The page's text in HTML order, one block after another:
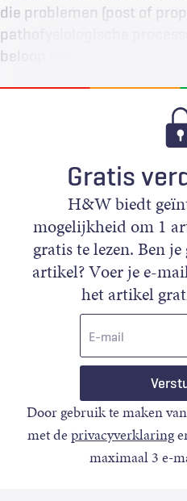
die problemen (post of
pathofysiologische
beloop van…
Gratis
H&W biedt
mogelijkheid om 1
gratis te lezen. Ben
artikel? Voer je e-
het artikel
Door gebruik te maken
met deprivacyverklaring
maximaal 3 e-